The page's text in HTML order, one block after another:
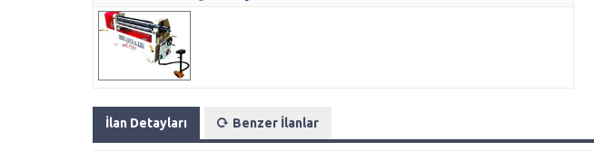
İlan Detayları Benzer İlanlar